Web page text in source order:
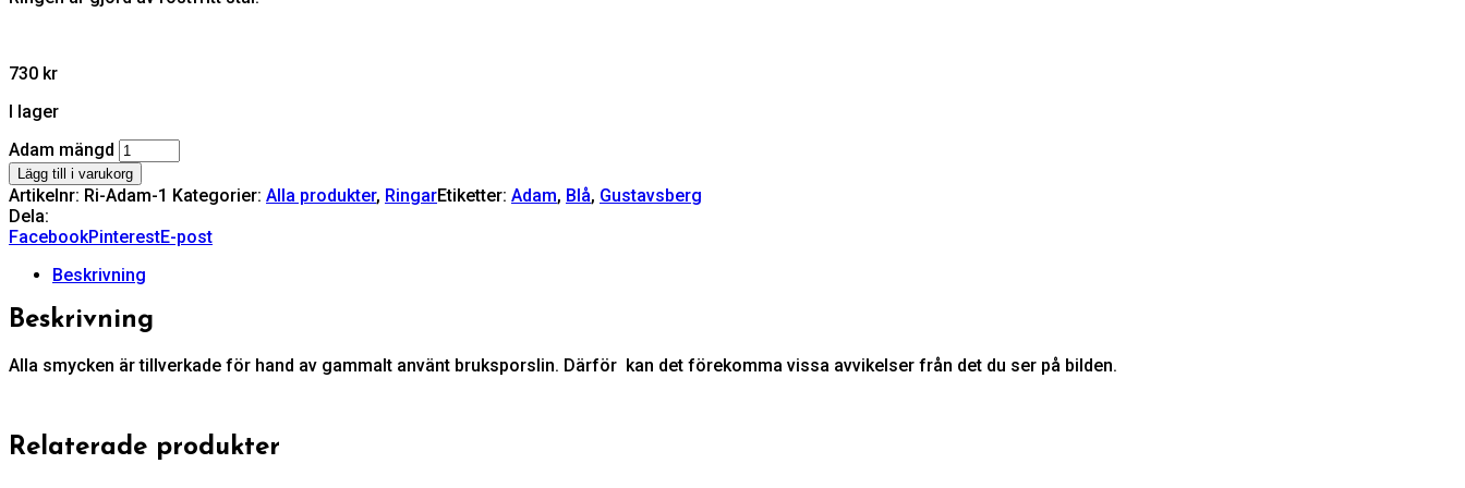
730 kr
I lager
Adam mängd
Lägg till i varukorg
Artikelnr: Ri-Adam-1 Kategorier: Alla produkter, RingarEtiketter: Adam, Blå, Gustavsberg
Dela:
FacebookPinterestE-post
Beskrivning
Beskrivning
Alla smycken är tillverkade för hand av gammalt använt bruksporslin. Därför kan det förekomma vissa avvikelser från det du ser på bilden.
Relaterade produkter